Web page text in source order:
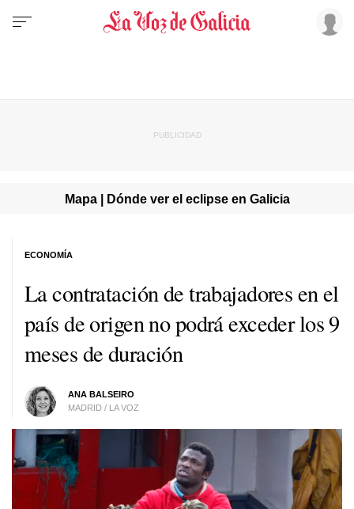
Mapa | Dónde ver el eclipse en Galicia
La contratación de trabajadores en el
país de origen no podrá exceder los 9
meses de duración
ANA BALSEIRO
MADRID / LA VOZ
ECONOMÍA